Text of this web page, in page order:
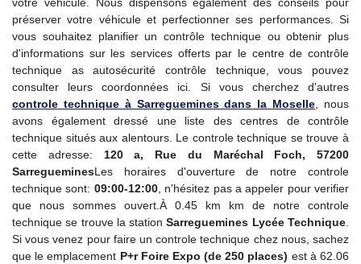
préserver votre véhicule et perfectionner ses performances. Si
vous souhaitez planifier un contrôle technique ou obtenir plus
d'informations sur les services offerts par le centre de contrôle
technique as autosécurité contrôle technique, vous pouvez
consulter leurs coordonnées ici. Si vous cherchez d'autres
controle techniqueà Sarreguemines dans la Moselle , nous
avons également dressé une liste des centres de contrôle
technique situés aux alentours. Le controle technique se trouve à
cette adresse: 120 a, Rue du Maréchal Foch, 57200
SarregueminesLes horaires d'ouverture de notre controle
technique sont: 09:00-12:00, n'hésitez pas a appeler pour verifier
que nous sommes ouvert.À 0.45 km km de notre controle
technique se trouve la stationSarreguemines Lycée Technique
Si vous venez pour faire un controle technique chez nous, sachez
que le emplacement P+r Foire Expo (de 250 places) est à 62.06